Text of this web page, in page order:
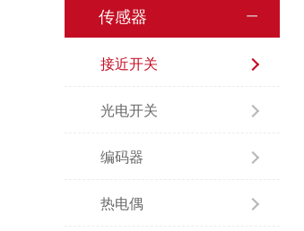
传感器
接近开关
光电开关
编码器
热电偶